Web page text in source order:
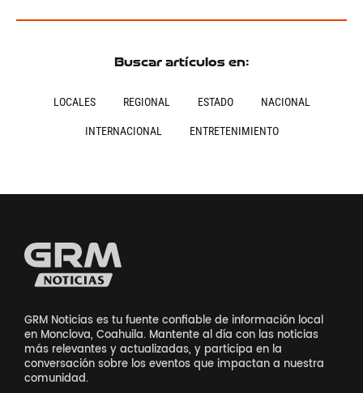
Buscar artículos en:
LOCALES REGIONAL ESTADO NACIONAL
INTERNACIONAL ENTRETENIMIENTO
GRM Noticias es tu fuente confiable de información local
en Monclova, Coahuila. Mantente al día con las noticias
más relevantes y actualizadas, y participa en la
conversación sobre los eventos que impactan a nuestra
comunidad.